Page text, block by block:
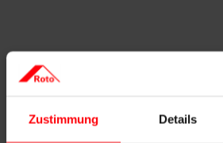
Zustimmung Details